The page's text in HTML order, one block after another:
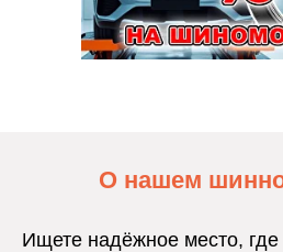
О нашем
Ищете надёжное место,